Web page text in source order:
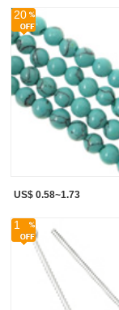
20
US$ 0.58~1.73
1